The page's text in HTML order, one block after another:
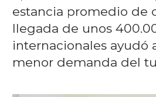
estancia promedio de
llegada de unos
internacionales ayudó
menor demanda del